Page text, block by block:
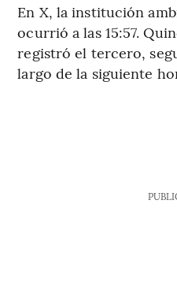
En X, la institución
ocurrió a las 15:57.
registró el tercero,
largo de la siguiente